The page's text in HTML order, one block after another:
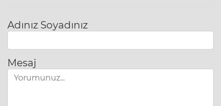
Adınız Soyadınız
Mesaj